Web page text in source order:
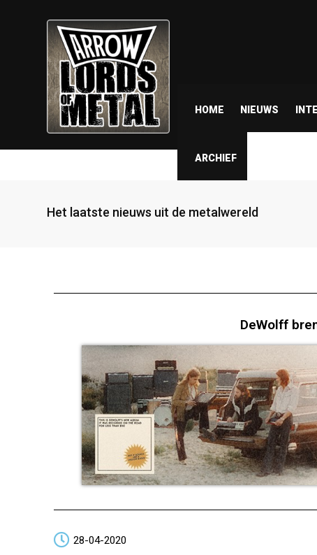
HOME NIEUWS
ARCHIEF
Het laatste nieuws uit de metalwereld
DeWolff
28-04-2020